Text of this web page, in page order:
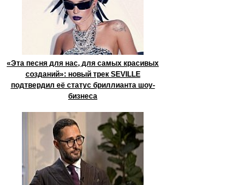
«Эта песня для нас, для самых красивых
созданий»: новый трек SEVILLE
подтвердил её статус бриллианта шоу-
бизнеса